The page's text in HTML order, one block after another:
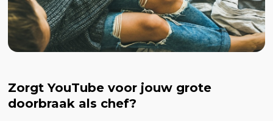
Zorgt YouTube voor jouw grote
doorbraak als chef?